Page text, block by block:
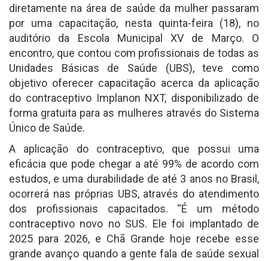
diretamente na área de saúde da mulher passaram
por uma capacitação, nesta quinta-feira (18), no
auditório da Escola Municipal XV de Março. O
encontro, que contou com profissionais de todas as
Unidades Básicas de Saúde (UBS), teve como
objetivo oferecer capacitação acerca da aplicação
do contraceptivo Implanon NXT, disponibilizado de
forma gratuita para as mulheres através do Sistema
Único de Saúde.
A aplicação do contraceptivo, que possui uma
eficácia que pode chegar a até 99% de acordo com
estudos, e uma durabilidade de até 3 anos no Brasil,
ocorrerá nas próprias UBS, através do atendimento
dos profissionais capacitados. “É um método
contraceptivo novo no SUS. Ele foi implantado de
2025 para 2026, e Chã Grande hoje recebe esse
grande avanço quando a gente fala de saúde sexual